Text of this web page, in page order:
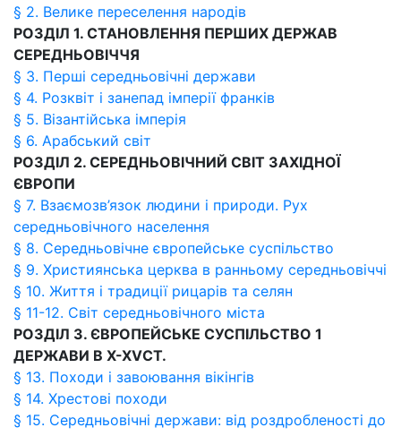
§ 2. Велике переселення народів
РОЗДІЛ 1. СТАНОВЛЕННЯ ПЕРШИХ ДЕРЖАВ
СЕРЕДНЬОВІЧЧЯ
§ 3. Перші середньовічні держави
§ 4. Розквіт і занепад імперії франків
§ 5. Візантійська імперія
§ 6. Арабський світ
РОЗДІЛ 2. СЕРЕДНЬОВІЧНИЙ СВІТ ЗАХІДНОЇ
ЄВРОПИ
§ 7. Взаємозв’язок людини і природи. Рух
середньовічного населення
§ 8. Середньовічне європейське суспільство
§ 9. Християнська церква в ранньому середньовіччі
§ 10. Життя і традиції рицарів та селян
§ 11-12. Світ середньовічного міста
РОЗДІЛ 3. ЄВРОПЕЙСЬКЕ СУСПІЛЬСТВО 1
ДЕРЖАВИ В X-XVСТ.
§ 13. Походи і завоювання вікінгів
§ 14. Хрестові походи
§ 15. Середньовічні держави: від роздробленості до